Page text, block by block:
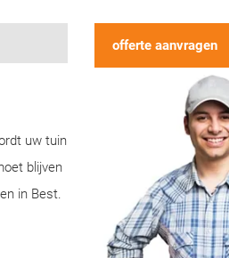
uw tuin
blijven
in Best.
offerte aanvragen